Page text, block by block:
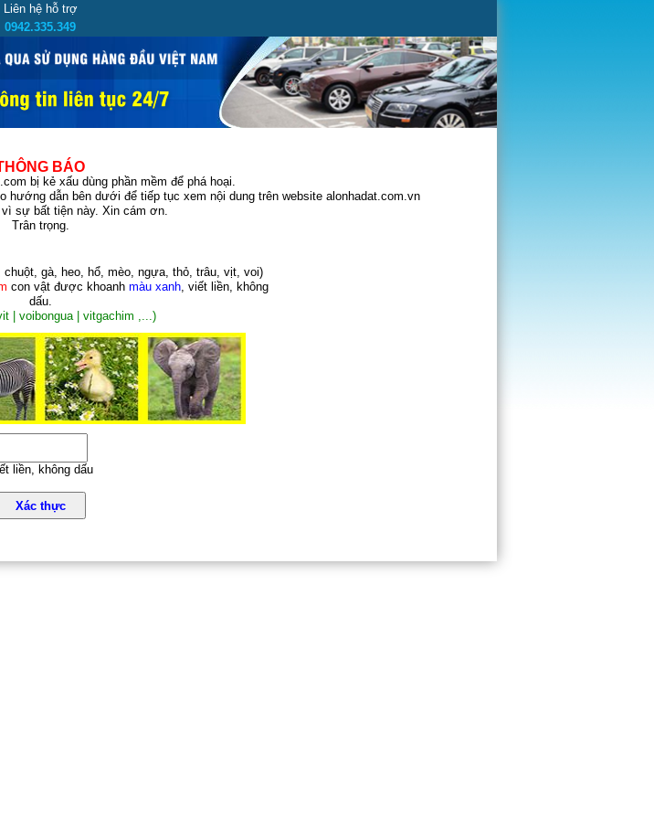
Liên hệ hỗ trợ
0942.335.349
BÁO
bị kẻ xấu dùng phần mềm để phá hoại.
hướng dẫn bên dưới để tiếp tục xem nội dung trên website alonhadat.com.vn
sự bất tiện này. Xin cám ơn.
Trân trọng.
chuột, gà, heo, hổ, mèo, ngựa, thỏ, trâu, vịt, voi)
con vật được khoanh màu xanh, viết liền, không
dấu.
| voibongua | vitgachim ,...)
liền, không dấu
Xác thực